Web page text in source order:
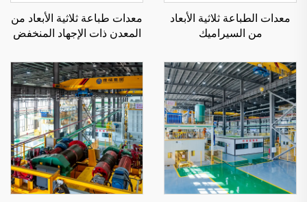
معدات الطباعة ثلاثية الأبعاد
من السيراميك
معدات طباعة ثلاثية الأبعاد من
المعدن ذات الإجهاد المنخفض